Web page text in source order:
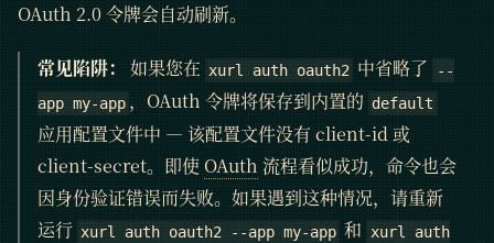
OAuth 2.0 令牌会自动刷新。
常见陷阱： 如果您在 xurl auth oauth2 中省略了
--
app my-app ，OAuth 令牌将保存到内置的 default
应用配置文件中 — 该配置文件没有 client-id 或
client-secret。即使 OAuth 流程看似成功，命令也会
因身份验证错误而失败。如果遇到这种情况，请重新
运行 xurl auth oauth2 --app my-app 和
xurl auth